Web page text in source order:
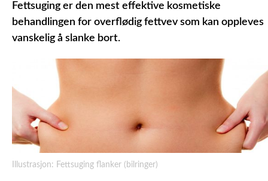
Fettsuging er den mest effektive kosmetiske
behandlingen for overflødig fettvev som kan oppleves
vanskelig å slanke bort.
Illustrasjon: Fettsuging flanker (bilringer)